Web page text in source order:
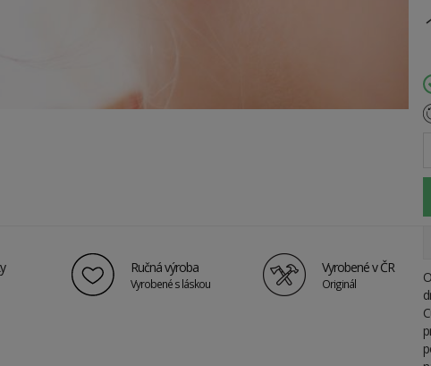
Ručná výroba
Vyrobené s láskou
Vyrobené v ČR
Originál